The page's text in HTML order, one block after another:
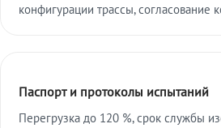
конфигурации трассы, согласование
Паспорт и протоколы испытаний
Перегрузка до 120 %, срок службы